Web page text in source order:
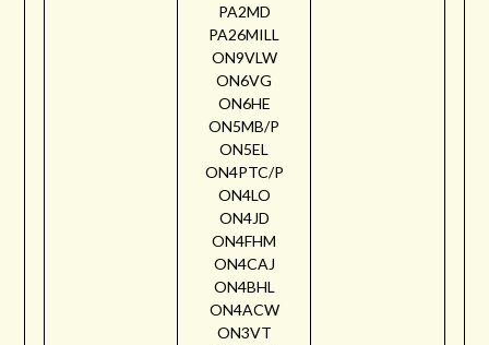
PA2MD
PA26MILL
ON9VLW
ON6VG
ON6HE
ON5MB/P
ON5EL
ON4PTC/P
ON4LO
ON4JD
ON4FHM
ON4CAJ
ON4BHL
ON4ACW
ON3VT